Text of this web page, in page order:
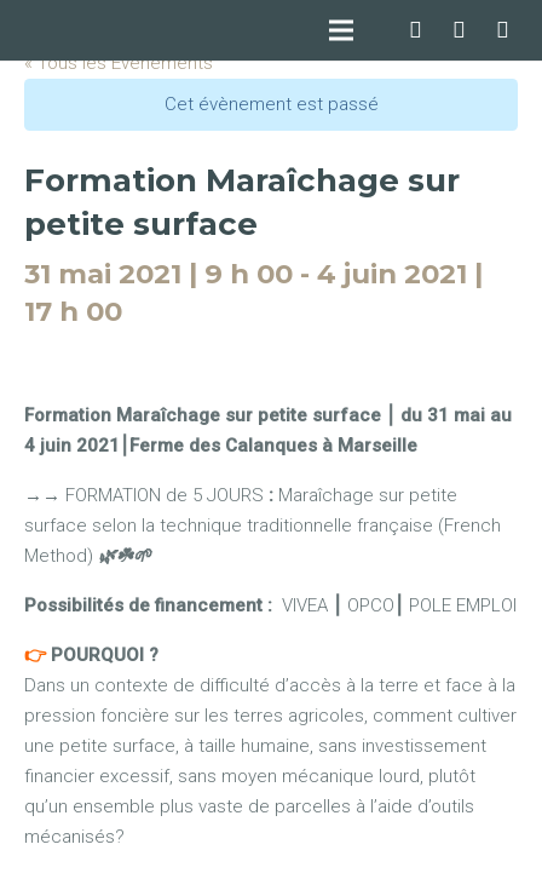
« Tous les Évènements
Cet évènement est passé
Formation Maraîchage sur
petite surface
31 mai 2021 | 9 h 00 - 4 juin 2021 |
17 h 00
Formation Maraîchage sur petite surface ⎮ du 31 mai au
4 juin 2021⎮Ferme des Calanques à Marseille
→ → FORMATION de 5 JOURS : Maraîchage sur petite
surface selon la technique traditionnelle française (French
Method) 🌿☘️🌱
Possibilités de financement : VIVEA OPCO POLE EMPLOI
👉 POURQUOI ?
Dans un contexte de difficulté d’accès à la terre et face à la
pression foncière sur les terres agricoles, comment cultiver
une petite surface, à taille humaine, sans investissement
financier excessif, sans moyen mécanique lourd, plutôt
qu’un ensemble plus vaste de parcelles à l’aide d’outils
mécanisés?